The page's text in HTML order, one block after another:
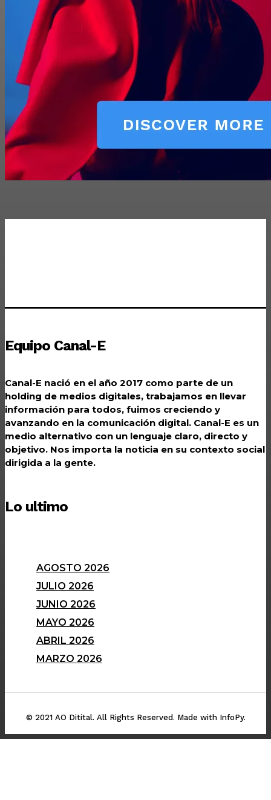
Equipo Canal-E
Canal-E nació en el año 2017 como parte de un
holding de medios digitales, trabajamos en llevar
información para todos, fuimos creciendo y
avanzando en la comunicación digital. Canal-E es un
medio alternativo con un lenguaje claro, directo y
objetivo. Nos importa la noticia en su contexto social
dirigida a la gente.
Lo ultimo
AGOSTO 2026
JULIO 2026
JUNIO 2026
MAYO 2026
ABRIL 2026
MARZO 2026
© 2021 AO Ditital. All Rights Reserved. Made with InfoPy.